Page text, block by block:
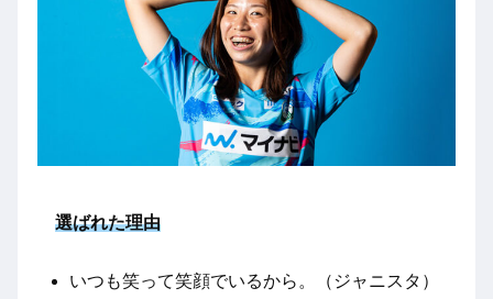
選ばれた理由
いつも笑って笑顔でいるから。（ジャニスタ）